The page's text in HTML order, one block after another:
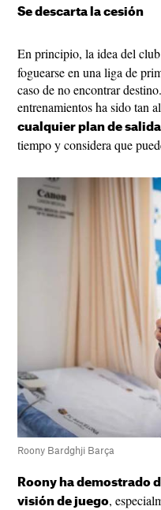
Se descarta la cesión
En principio, la idea del
foguearse en una liga de
caso de no encontrar
entrenamientos ha sido tan
cualquier plan de salida
tiempo y considera que
Roony Bardghji Barça
Roony ha demostrado
visión de juego,